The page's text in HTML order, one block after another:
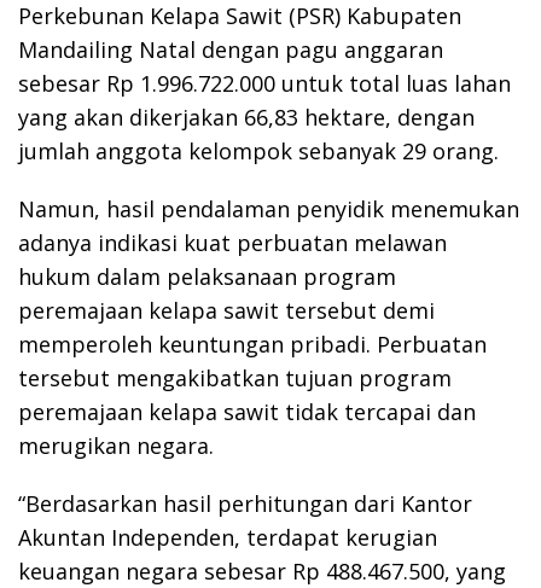
Perkebunan Kelapa Sawit (PSR) Kabupaten
Mandailing Natal dengan pagu anggaran
sebesar Rp 1.996.722.000 untuk total luas lahan
yang akan dikerjakan 66,83 hektare, dengan
jumlah anggota kelompok sebanyak 29 orang.
Namun, hasil pendalaman penyidik menemukan
adanya indikasi kuat perbuatan melawan
hukum dalam pelaksanaan program
peremajaan kelapa sawit tersebut demi
memperoleh keuntungan pribadi. Perbuatan
tersebut mengakibatkan tujuan program
peremajaan kelapa sawit tidak tercapai dan
merugikan negara.
“Berdasarkan hasil perhitungan dari Kantor
Akuntan Independen, terdapat kerugian
keuangan negara sebesar Rp 488.467.500, yang